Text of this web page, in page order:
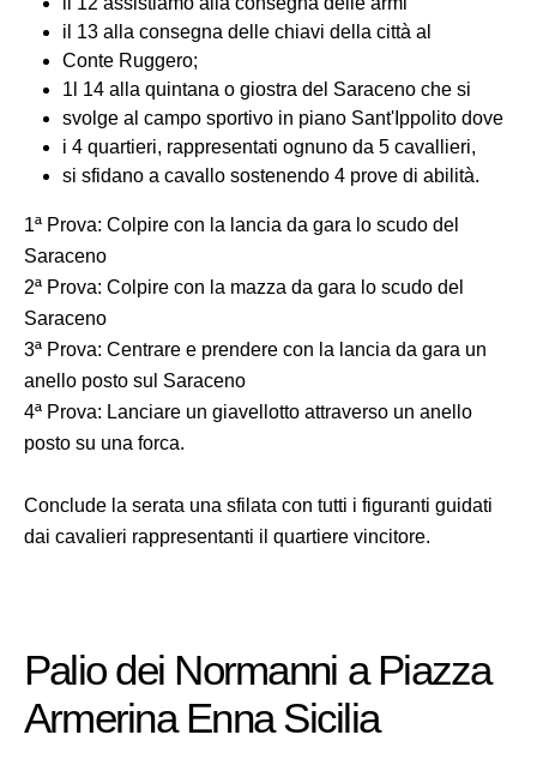
il 13 alla consegna delle chiavi della città al
Conte Ruggero;
1l 14 alla quintana o giostra del Saraceno che si
svolge al campo sportivo in piano Sant'Ippolito dove
i 4 quartieri, rappresentati ognuno da 5 cavallieri,
si sfidano a cavallo sostenendo 4 prove di abilità.
1ª Prova: Colpire con la lancia da gara lo scudo del
Saraceno
2ª Prova: Colpire con la mazza da gara lo scudo del
Saraceno
3ª Prova: Centrare e prendere con la lancia da gara un
anello posto sul Saraceno
4ª Prova: Lanciare un giavellotto attraverso un anello
posto su una forca.
Conclude la serata una sfilata con tutti i figuranti guidati
dai cavalieri rappresentanti il quartiere vincitore.
Palio dei Normanni a Piazza
Armerina Enna Sicilia